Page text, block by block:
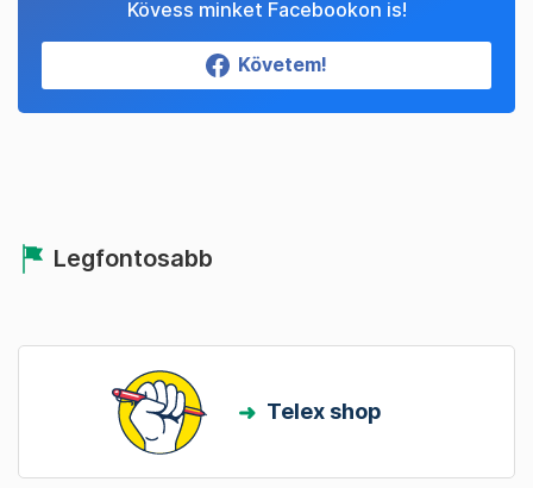
Kövess minket Facebookon is!
Követem!
Legfontosabb
Telex shop